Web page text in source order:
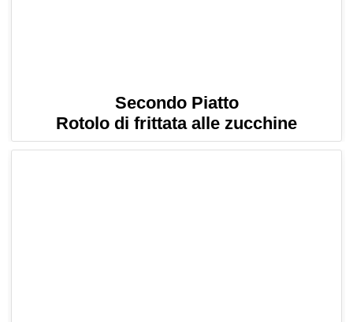
Secondo Piatto
Rotolo di frittata alle zucchine